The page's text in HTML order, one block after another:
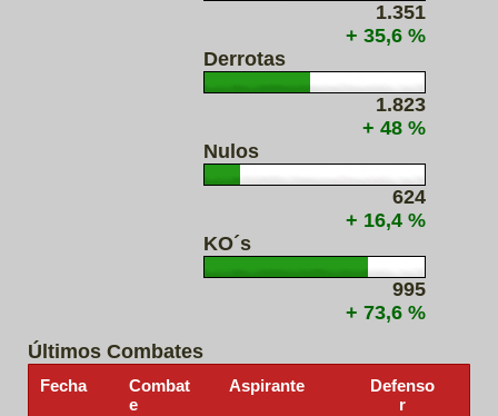
1.351
+ 35,6 %
Derrotas
1.823
+ 48 %
Nulos
624
+ 16,4 %
KO´s
995
+ 73,6 %
Últimos Combates
Fecha
Combat
e
Aspirante
Defenso
r